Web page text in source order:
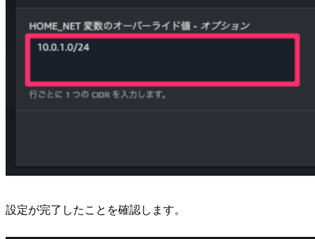
設定が完了したことを確認します。